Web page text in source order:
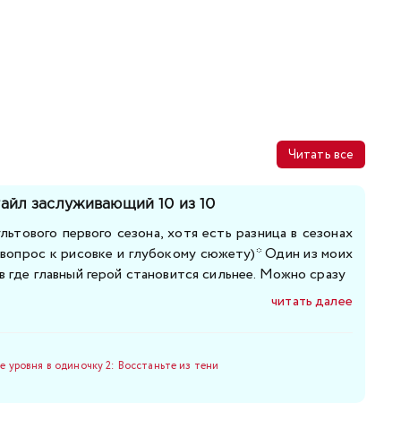
Читать все
заслуживающий 10 из 10
первого сезона, хотя есть разница в сезонах
к рисовке и глубокому сюжету)* Один из моих
главный герой становится сильнее. Можно сразу
читать далее
уровня в одиночку 2: Восстаньте из тени